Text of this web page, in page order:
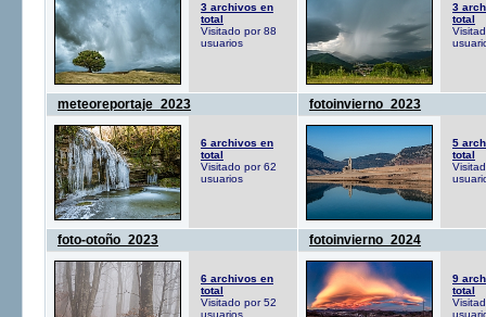
3 archivos en
total
Visitado por 88
usuarios
3
total
meteoreportaje_2023
6 archivos en
total
Visitado por 62
usuarios
fotoinvierno_2023
5
total
foto-otoño_2023
6 archivos en
total
Visitado por 52
usuarios
fotoinvierno_2024
9
total